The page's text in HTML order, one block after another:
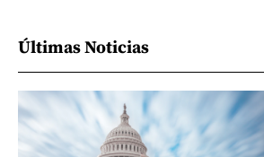
Últimas Noticias